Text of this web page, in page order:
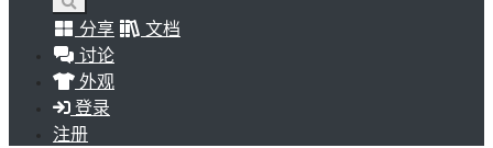
分享
文档
讨论
外观
登录
注册